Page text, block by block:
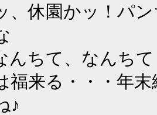
、休園かッ！パ
んちて、なんち
福来る・・・年
♪